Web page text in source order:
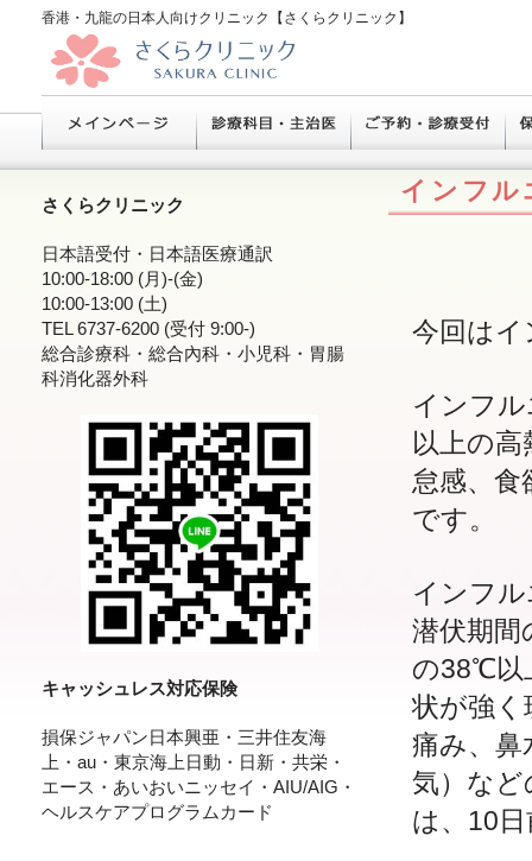
香港・九龍の日本人向けクリニック【さくらクリニック】
インフル
今回は
インフ
以上の
怠感、食
です。
インフ
潜伏期間
の38℃以
状が強
痛み、鼻
気）など
は、10
さくらクリニック
日本語受付・日本語医療通訳
10:00-18:00 (月)-(金)
10:00-13:00 (土)
TEL 6737-6200 (受付 9:00-)
総合診療科・総合內科・小児科・胃腸
科消化器外科
キャッシュレス対応保険
損保ジャパン日本興亜・三井住友海
上・au・東京海上日動・日新・共栄・
エース・あいおいニッセイ・AIU/AIG・
ヘルスケアプログラムカード